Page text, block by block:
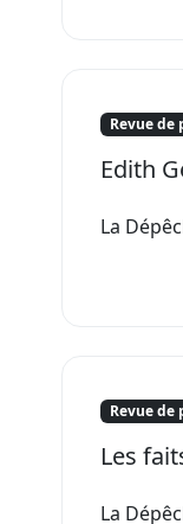
Revue de
Edith
La
Revue de
Les
La